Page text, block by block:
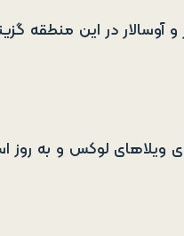
در این منطقه
ویلاهای لوکس و به